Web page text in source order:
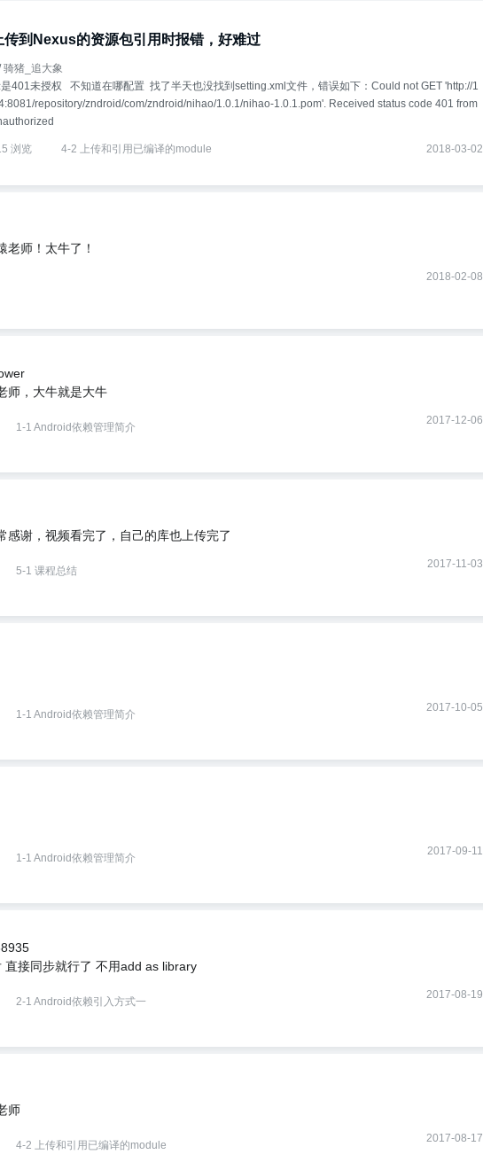
传到Nexus的资源包引用时报错，好难过
骑猪_追大象
401未授权 不知道在哪配置 找了半天也没找到setting.xml文件，错误如下：Could not GET 'http://1
repository/zndroid/com/zndroid/nihao/1.0.1/nihao-1.0.1.pom'. Received status code 401 from
浏览 4-2 上传和引用已编译的module 2018-03-02
老师！太牛了！
2018-02-08
师，大牛就是大牛
1-1 Android依赖管理简介
2017-12-06
感谢，视频看完了，自己的库也上传完了
5-1 课程总结
2017-11-03
1-1 Android依赖管理简介
2017-10-05
1-1 Android依赖管理简介
2017-09-11
直接同步就行了 不用add as library
2-1 Android依赖引入方式一
2017-08-19
师
4-2 上传和引用已编译的module
2017-08-17